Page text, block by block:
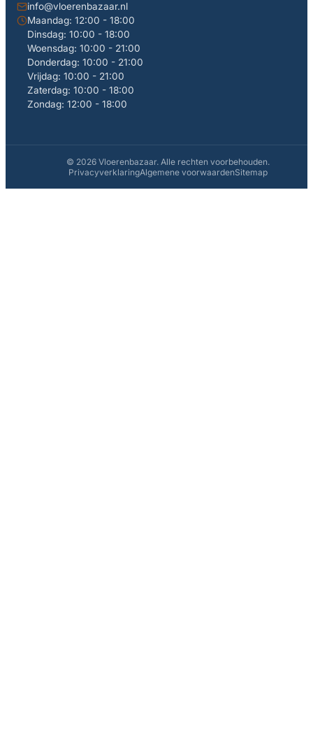
info@vloerenbazaar.nl
Maandag: 12:00 - 18:00
Dinsdag: 10:00 - 18:00
Woensdag: 10:00 - 21:00
Donderdag: 10:00 - 21:00
Vrijdag: 10:00 - 21:00
Zaterdag: 10:00 - 18:00
Zondag: 12:00 - 18:00
© 2026 Vloerenbazaar. Alle rechten voorbehouden.
PrivacyverklaringAlgemene voorwaardenSitemap